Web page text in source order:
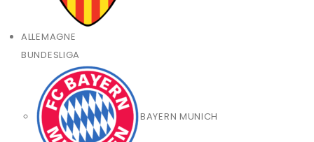
ALLEMAGNE
BUNDESLIGA
BAYERN MUNICH